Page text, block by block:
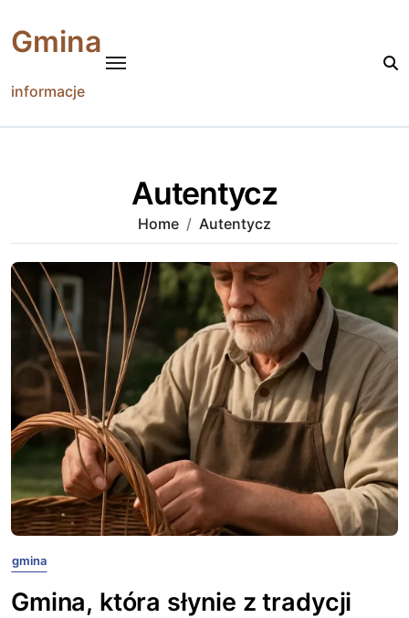
content
Gmina
informacje
Autentycz
Home Autentycz
gmina
Gmina, która słynie z tradycji